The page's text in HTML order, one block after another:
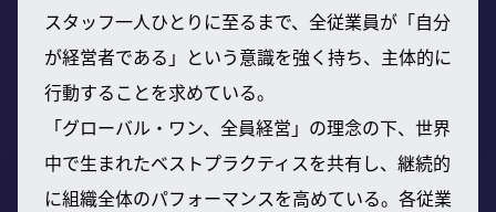
スタッフ一人ひとりに至るまで、全従業員が「自分
が経営者である」という意識を強く持ち、主体的に
行動することを求めている。
「グローバル・ワン、全員経営」の理念の下、世界
中で生まれたベストプラクティスを共有し、継続的
に組織全体のパフォーマンスを高めている。各従業